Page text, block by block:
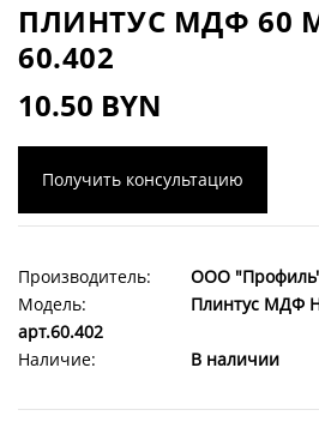
ПЛИНТУС МДФ 60
60.402
10.50 BYN
Получить консультацию
Производитель:
ООО "Профиль"
Модель:
Плинтус МДФ
арт.60.402
Наличие:
В наличии